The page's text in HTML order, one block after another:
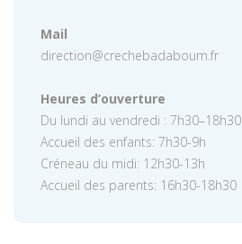
Mail
direction@crechebadaboum.fr
Heures d’ouverture
Du lundi au vendredi : 7h30–18h30
Accueil des enfants: 7h30-9h
Créneau du midi: 12h30-13h
Accueil des parents: 16h30-18h30